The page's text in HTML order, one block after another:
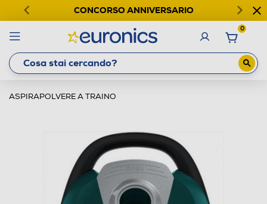
CONCORSO ANNIVERSARIO
0
ASPIRAPOLVERE A TRAINO